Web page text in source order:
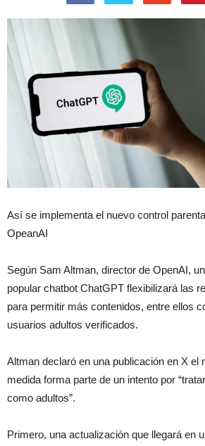
Así se implementa el nuevo control
OpeanAI
Según Sam Altman, director de OpenAI,
popular chatbot ChatGPT flexibilizará las
para permitir más contenidos, entre ellos
usuarios adultos verificados.
Altman declaró en una publicación en X el
medida forma parte de un intento por
como adultos”.
Primero, una actualización que llegará en